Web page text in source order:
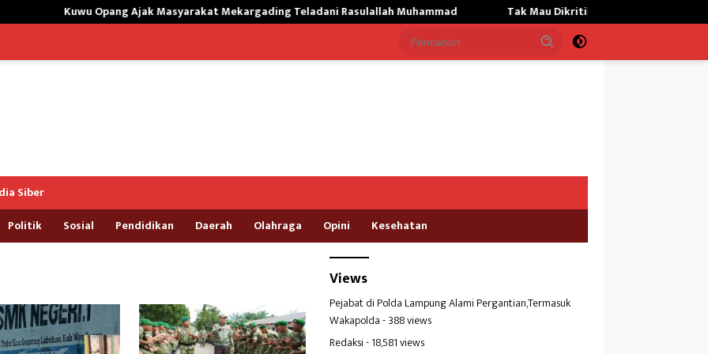
Kuwu Opang Ajak Masyarakat Mekargading Teladani Rasulallah Muhammad Tak Mau Dikritik,Kepsek SMKN 01 Gunung Labuhan
Siber
Politik Sosial Pendidikan Daerah Olahraga Opini Kesehatan
Views
Pejabat di Polda Lampung Alami Pergantian,Termasuk
Wakapolda- 388 views
Redaksi- 18,581 views